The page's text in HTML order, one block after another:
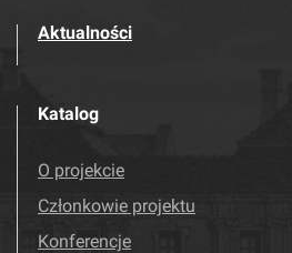
Aktualności
Katalog
O projekcie
Członkowie projektu
Konferencje